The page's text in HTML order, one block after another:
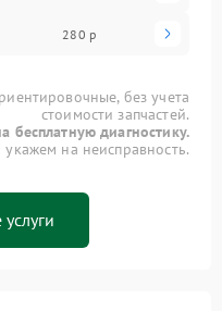
280 р
без учета
стоимости запчастей.
бесплатную диагностику.
на неисправность.